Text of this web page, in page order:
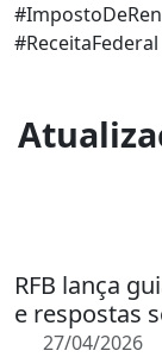
#ReceitaFederal
RFB lança
e respostas
27/04/2026